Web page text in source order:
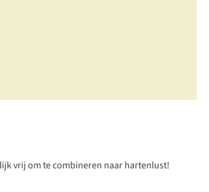
vrij om te combineren naar hartenlust!